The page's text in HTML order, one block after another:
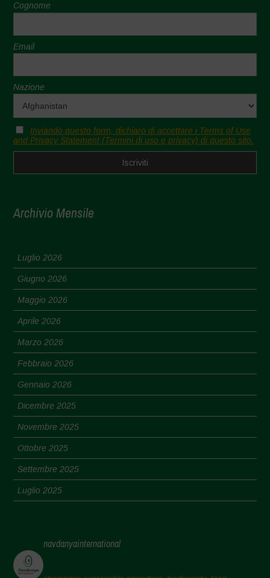
Cognome
Email
Nazione
Inviando questo form, dichiaro di accettare i Terms of Use
and Privacy Statement (Termini di uso e privacy) di questo sito.
Archivio Mensile
Luglio 2026
Giugno 2026
Maggio 2026
Aprile 2026
Marzo 2026
Febbraio 2026
Gennaio 2026
Dicembre 2025
Novembre 2025
Ottobre 2025
Settembre 2025
Luglio 2025
Aprile 2025
Marzo 2025
navdanyainternational